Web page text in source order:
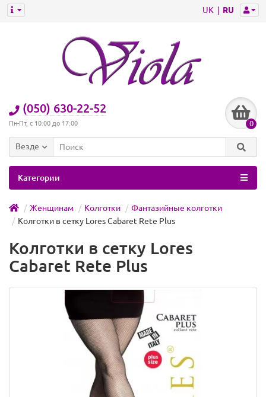
UK RU
(050) 630-22-52
Пн-Пт, с 10:00 до 17:00 0
Везде
Категории
Женщинам Колготки
Фантазийные колготки
Колготки в сетку Lores Cabaret Rete Plus
Колготки в сетку Lores
Cabaret Rete Plus